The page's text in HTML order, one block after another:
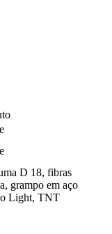
D 18, fibras
grampo em aço
Light, TNT